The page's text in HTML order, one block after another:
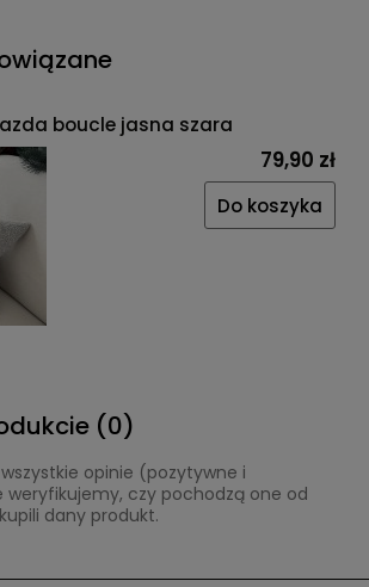
boucle jasna szara
79,90 zł
Do koszyka
(0)
opinie (pozytywne i
weryfikujemy, czy pochodzą one od
dany produkt.